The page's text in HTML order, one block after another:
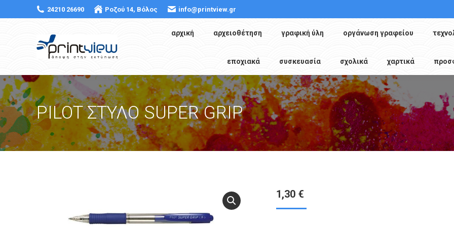
24210 26690 Ροζού 14, Βόλος info@printview.gr
αρχική αρχειοθέτηση γραφική ύλη οργάνωση γραφείου
εποχιακά συσκευασία σχολικά χαρτικά
PILOT ΣΤΥΛΟ SUPER GRIP
1,30 €